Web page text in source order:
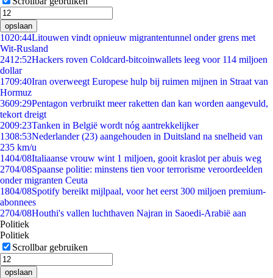
opslaan
1020:44Litouwen vindt opnieuw migrantentunnel onder grens met
Wit-Rusland
2412:52Hackers roven Coldcard-bitcoinwallets leeg voor 114 miljoen
dollar
1709:40Iran overweegt Europese hulp bij ruimen mijnen in Straat van
Hormuz
3609:29Pentagon verbruikt meer raketten dan kan worden aangevuld,
tekort dreigt
2009:23Tanken in België wordt nóg aantrekkelijker
1308:53Nederlander (23) aangehouden in Duitsland na snelheid van
235 km/u
1404/08Italiaanse vrouw wint 1 miljoen, gooit kraslot per abuis weg
2704/08Spaanse politie: minstens tien voor terrorisme veroordeelden
onder migranten Ceuta
1804/08Spotify bereikt mijlpaal, voor het eerst 300 miljoen premium-
abonnees
2704/08Houthi's vallen luchthaven Najran in Saoedi-Arabië aan
Politiek
Politiek
Scrollbar gebruiken
opslaan